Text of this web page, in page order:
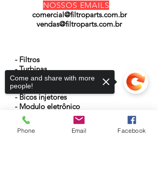
NOSSOS EMAILS
comercial@filtroparts.com.br
vendas@filtroparts.com.br
- Filtros
- Turbinas
- Cabeçotes
- Eixo virabrequim
- Bicos injetores
- Modulo eletrônico
- Atuador hidráulico
- Anéis de vedação
- Baterias
Phone Email Facebook
Come and share with more
people!